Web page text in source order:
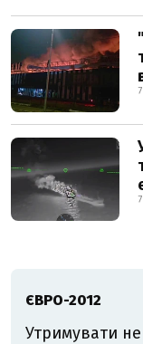
ЄВРО-2012
Утримувати